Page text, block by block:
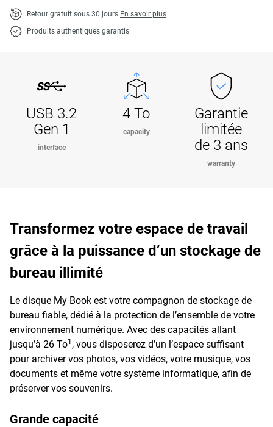
Retour gratuit sous 30 jours En savoir plus
Produits authentiques garantis
USB 3.2
Gen 1
interface
4 To
capacity
Garantie
limitée
de 3 ans
warranty
Transformez votre espace de travail
grâce à la puissance d’un stockage de
bureau illimité
Le disque My Book est votre compagnon de stockage de
bureau fiable, dédié à la protection de l’ensemble de votre
environnement numérique. Avec des capacités allant
jusqu’à 26 To1 , vous disposerez d’un l’espace suffisant
pour archiver vos photos, vos vidéos, votre musique, vos
documents et même votre système informatique, afin de
préserver vos souvenirs.
Grande capacité